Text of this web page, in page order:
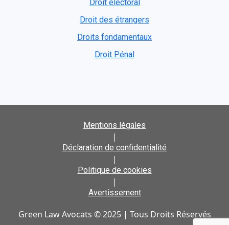
Droit électoral
Droit des étrangers
Droits fondamentaux
Droit Pénal
Mentions légales
|
Déclaration de confidentialité
|
Politique de cookies
|
Avertissement
Green Law Avocats © 2025 | Tous Droits Réservés